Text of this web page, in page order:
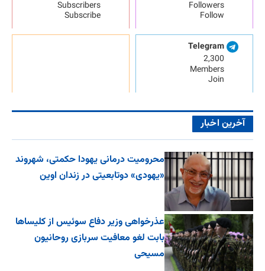
Followers
Follow
Subscribers
Subscribe
Telegram
2,300
Members
Join
آخرین اخبار
محرومیت درمانی یهودا حکمتی، شهروند
«یهودی» دوتابعیتی در زندان اوین
عذرخواهی وزیر دفاع سوئیس از کلیساها
بابت لغو معافیت سربازی روحانیون
مسیحی